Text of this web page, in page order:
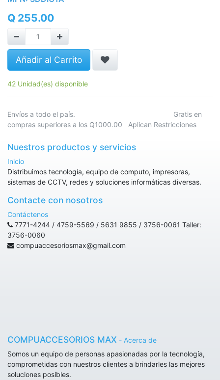
Q 255.00
Añadir al Carrito
42 Unidad(es) disponible
Envíos a todo el país. Gratis en
compras superiores a los Q1000.00 Aplican Restricciones
Nuestros productos y servicios
Inicio
Distribuimos tecnología, equipo de computo, impresoras,
sistemas de CCTV, redes y soluciones informáticas diversas.
Contacte con nosotros
Contáctenos
7771-4244 / 4759-5569 / 5631 9855 / 3756-0061 Taller:
3756-0060
compuaccesoriosmax@gmail.com
COMPUACCESORIOS MAX - Acerca de
Somos un equipo de personas apasionadas por la tecnología,
comprometidas con nuestros clientes a brindarles las mejores
soluciones posibles.